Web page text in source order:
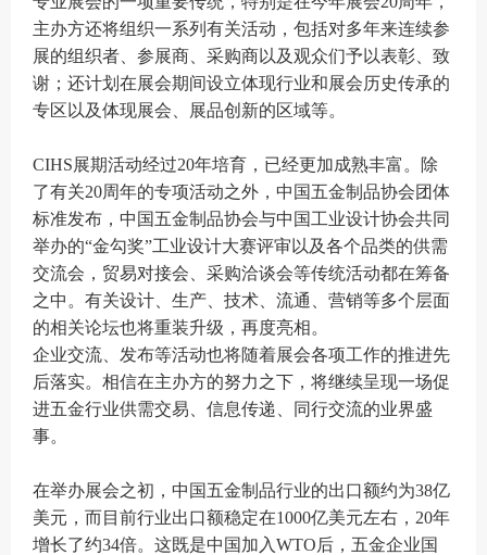
主办方还将组织一系列有关活动，包括对多年来连续参
展的组织者、参展商、采购商以及观众们予以表彰、致
谢；还计划在展会期间设立体现行业和展会历史传承的
专区以及体现展会、展品创新的区域等。
CIHS展期活动经过20年培育，已经更加成熟丰富。除
了有关20周年的专项活动之外，中国五金制品协会团体
标准发布，中国五金制品协会与中国工业设计协会共同
举办的“金勾奖”工业设计大赛评审以及各个品类的供需
交流会，贸易对接会、采购洽谈会等传统活动都在筹备
之中。有关设计、生产、技术、流通、营销等多个层面
的相关论坛也将重装升级，再度亮相。
企业交流、发布等活动也将随着展会各项工作的推进先
后落实。相信在主办方的努力之下，将继续呈现一场促
进五金行业供需交易、信息传递、同行交流的业界盛
事。
在举办展会之初，中国五金制品行业的出口额约为38亿
美元，而目前行业出口额稳定在1000亿美元左右，20年
增长了约34倍。这既是中国加入WTO后，五金企业国